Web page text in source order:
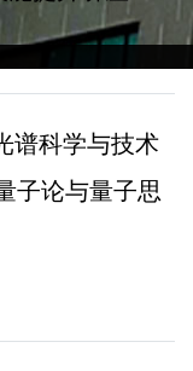
谱科学与技术
子论与量子思